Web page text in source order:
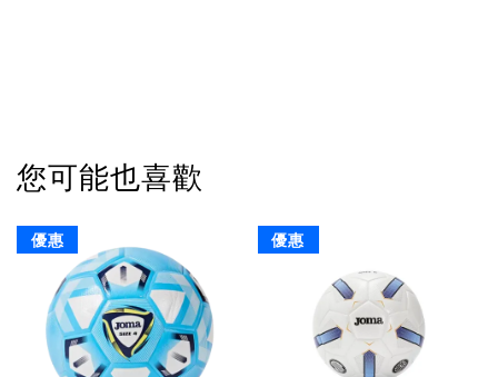
您可能也喜歡
優惠 優惠